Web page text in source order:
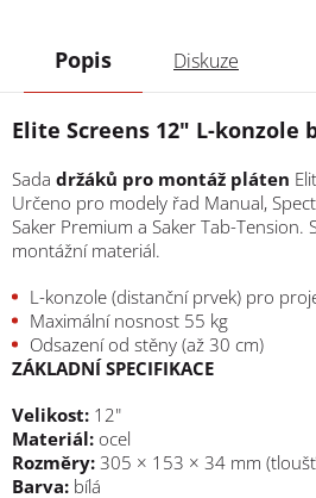
Popis Diskuze
Elite Screens 12" L-konzole
Sada držáků pro montáž pláten
Určeno pro modely řad Manual,
Saker Premium a Saker Tab-Tension.
montážní materiál.
L-konzole (distanční prvek) pro
Maximální nosnost 55 kg
Odsazení od stěny (až 30 cm)
ZÁKLADNÍ SPECIFIKACE
Velikost: 12"
Materiál: ocel
Rozměry: 305 × 153 × 34 mm
Barva: bílá